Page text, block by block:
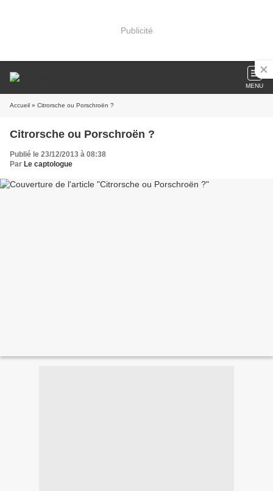
Publicité
MENU
Accueil » Citrorsche ou Porschroën ?
Citrorsche ou Porschroën ?
Publié le 23/12/2013 à 08:38
Par Le captologue